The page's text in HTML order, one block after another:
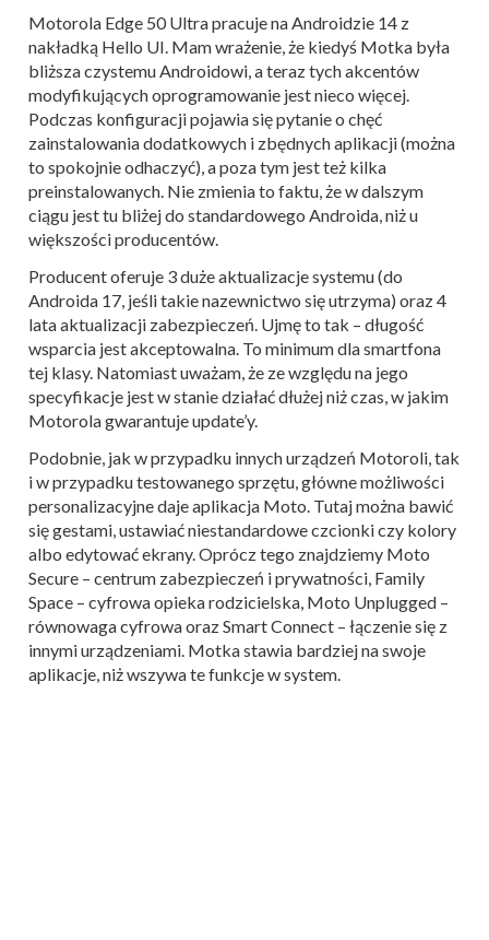
Motorola Edge 50 Ultra pracuje na Androidzie 14 z
nakładką Hello UI. Mam wrażenie, że kiedyś Motka była
bliższa czystemu Androidowi, a teraz tych akcentów
modyfikujących oprogramowanie jest nieco więcej.
Podczas konfiguracji pojawia się pytanie o chęć
zainstalowania dodatkowych i zbędnych aplikacji (można
to spokojnie odhaczyć), a poza tym jest też kilka
preinstalowanych. Nie zmienia to faktu, że w dalszym
ciągu jest tu bliżej do standardowego Androida, niż u
większości producentów.
Producent oferuje 3 duże aktualizacje systemu (do
Androida 17, jeśli takie nazewnictwo się utrzyma) oraz 4
lata aktualizacji zabezpieczeń. Ujmę to tak – długość
wsparcia jest akceptowalna. To minimum dla smartfona
tej klasy. Natomiast uważam, że ze względu na jego
specyfikacje jest w stanie działać dłużej niż czas, w jakim
Motorola gwarantuje update’y.
Podobnie, jak w przypadku innych urządzeń Motoroli, tak
i w przypadku testowanego sprzętu, główne możliwości
personalizacyjne daje aplikacja Moto. Tutaj można bawić
się gestami, ustawiać niestandardowe czcionki czy kolory
albo edytować ekrany. Oprócz tego znajdziemy Moto
Secure – centrum zabezpieczeń i prywatności, Family
Space – cyfrowa opieka rodzicielska, Moto Unplugged –
równowaga cyfrowa oraz Smart Connect – łączenie się z
innymi urządzeniami. Motka stawia bardziej na swoje
aplikacje, niż wszywa te funkcje w system.